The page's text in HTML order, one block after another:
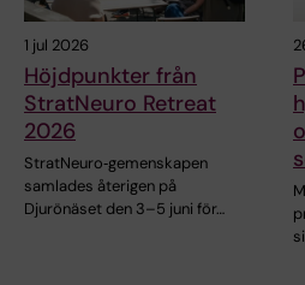
1 jul 2026
Höjdpunkter från
StratNeuro Retreat
2026
StratNeuro‑gemenskapen
samlades återigen på
Djurönäset den 3–5 juni för…